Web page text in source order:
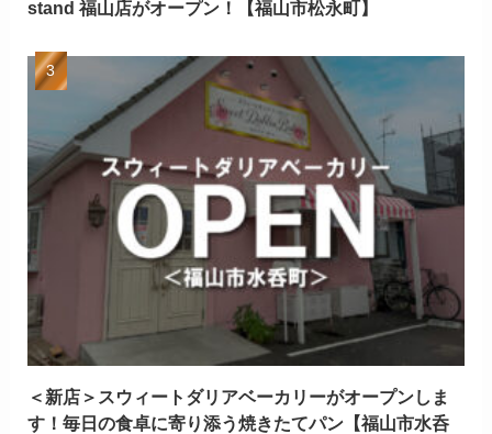
stand 福山店がオープン！【福山市松永町】
＜新店＞スウィートダリアベーカリーがオープンしま
す！毎日の食卓に寄り添う焼きたてパン【福山市水呑